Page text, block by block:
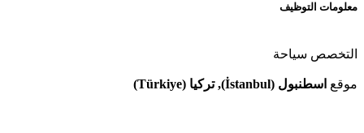
معلومات التوظيف
التخصص سياحة
موقع اسطنبول (İstanbul), تركيا (Türkiye)